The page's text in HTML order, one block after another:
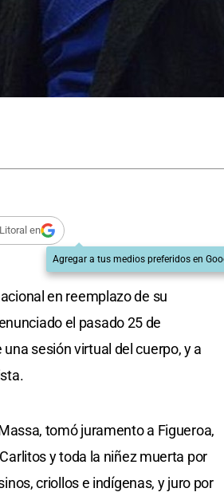
en
Agregar a tus medios preferidos en
en reemplazo de su
el pasado 25 de
sesión virtual del cuerpo, y a
tomó juramento a Figueroa,
y toda la niñez muerta por
criollos e indígenas, y juro por